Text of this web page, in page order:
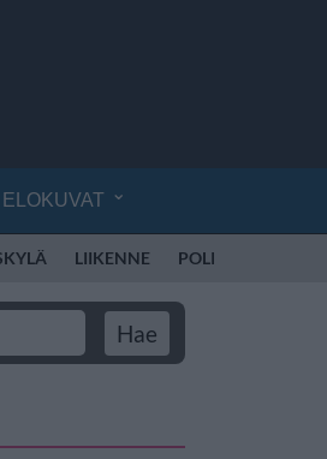
ELOKUVAT
LIIKENNE POLIISI SUOMI